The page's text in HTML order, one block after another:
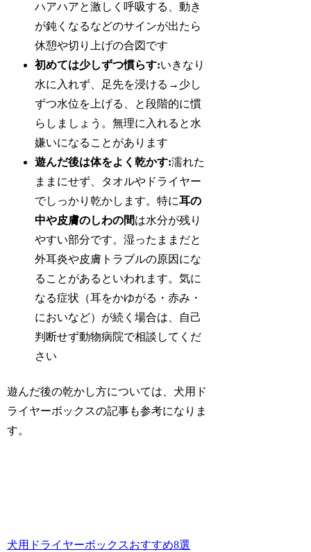
ハアハアと激しく呼吸する、動き
が鈍くなるなどのサインが出たら
休憩や切り上げの合図です
初めては少しずつ慣らす:いきなり
水に入れず、足先を浸ける→少し
ずつ水位を上げる、と段階的に慣
らしましょう。無理に入れると水
嫌いになることがあります
遊んだ後は体をよく乾かす:濡れた
ままにせず、タオルやドライヤー
でしっかり乾かします。特に耳の
中や皮膚のしわの間は水分が残り
やすい部分です。湿ったままだと
外耳炎や皮膚トラブルの原因にな
ることがあるといわれます。気に
なる症状（耳をかゆがる・赤み・
においなど）が続く場合は、自己
判断せず動物病院で相談してくだ
さい
遊んだ後の乾かし方については、犬用ド
ライヤーボックスの記事も参考になりま
す。
犬用ドライヤーボックスおすすめ8選